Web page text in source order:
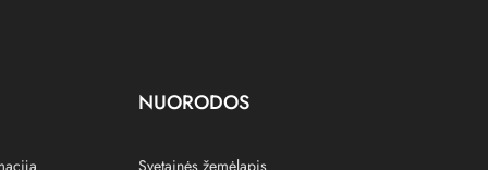
NUORODOS
Svetainės žemėlapis